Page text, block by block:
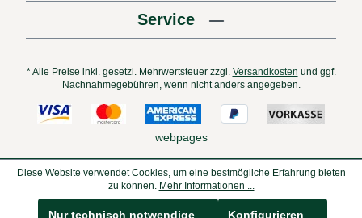
Service
* Alle Preise inkl. gesetzl. Mehrwertsteuer zzgl. Versandkosten und ggf.
Nachnahmegebühren, wenn nicht anders angegeben.
webpages
Diese Website verwendet Cookies, um eine bestmögliche Erfahrung bieten
zu können. Mehr Informationen ...
Nur technisch notwendige Konfigurieren